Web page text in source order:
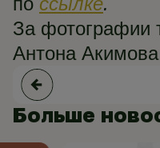
За фотографии
Антона
Больше